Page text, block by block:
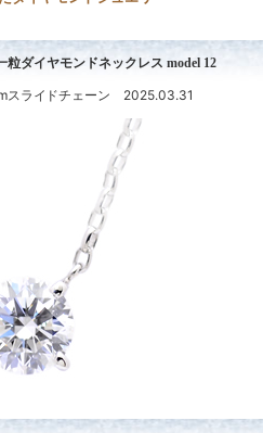
粒ダイヤモンドネックレス model 12
スライドチェーン 2025.03.31